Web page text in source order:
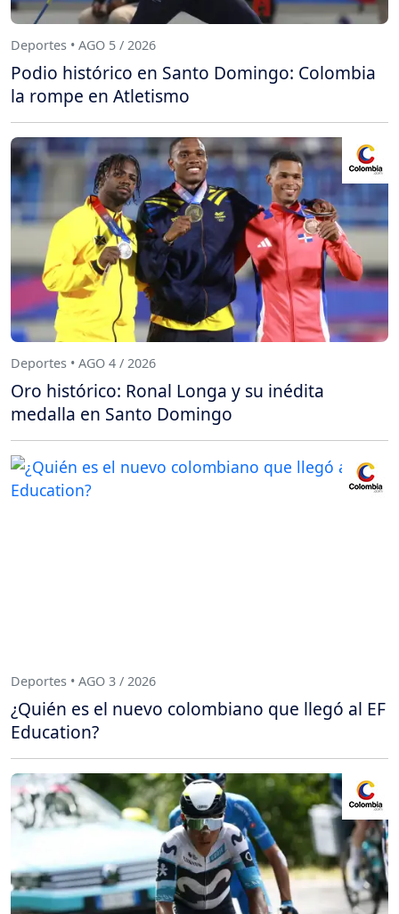
Deportes • AGO 5 / 2026
Podio histórico en Santo Domingo: Colombia
la rompe en Atletismo
Deportes • AGO 4 / 2026
Oro histórico: Ronal Longa y su inédita
medalla en Santo Domingo
Deportes • AGO 3 / 2026
¿Quién es el nuevo colombiano que llegó al EF
Education?